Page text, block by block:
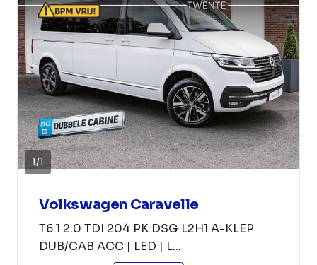
1/1
Volkswagen Caravelle
T6.1 2.0 TDI 204 PK DSG L2H1 A-KLEP
DUB/CAB ACC | LED | L...